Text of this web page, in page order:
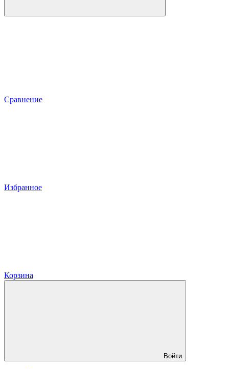
Сравнение
Избранное
Корзина
Войти